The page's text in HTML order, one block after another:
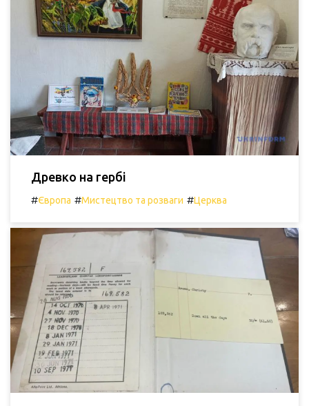
Древко на гербі
#Європа #Мистецтво та розваги #Церква